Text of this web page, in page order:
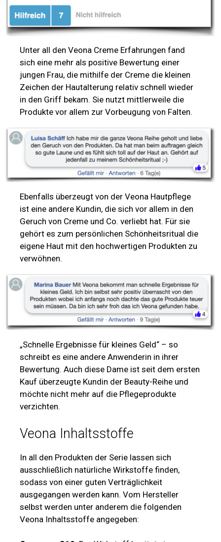
Unter all den Veona Creme Erfahrungen fand
sich eine mehr als positive Bewertung einer
jungen Frau, die mithilfe der Creme die kleinen
Zeichen der Hautalterung relativ schnell wieder
in den Griff bekam. Sie nutzt mittlerweile die
Produkte vor allem zur Vorbeugung von Falten.
Ebenfalls überzeugt von der Veona Hautpflege
ist eine andere Kundin, die sich vor allem in den
Geruch von Creme und Co. verliebt hat. Für sie
gehört es zum persönlichen Schönheitsritual die
eigene Haut mit den hochwertigen Produkten zu
verwöhnen.
„Schnelle Ergebnisse für kleines Geld“ – so
schreibt es eine andere Anwenderin in ihrer
Bewertung. Auch diese Dame ist seit dem ersten
Kauf überzeugte Kundin der Beauty-Reihe und
möchte nicht mehr auf die Pflegeprodukte
verzichten.
Veona Inhaltsstoffe
In all den Produkten der Serie lassen sich
ausschließlich natürliche Wirkstoffe finden,
sodass von einer guten Verträglichkeit
ausgegangen werden kann. Vom Hersteller
selbst werden unter anderem die folgenden
Veona Inhaltsstoffe angegeben: